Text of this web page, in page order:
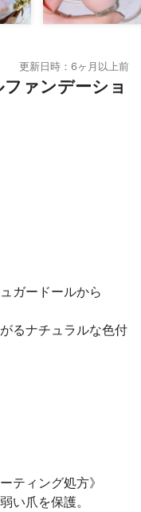
更新日時：6ヶ月以上前
ァンデーショ
ガードールから
るナチュラルな色付
ティング処方》
い爪を保護。